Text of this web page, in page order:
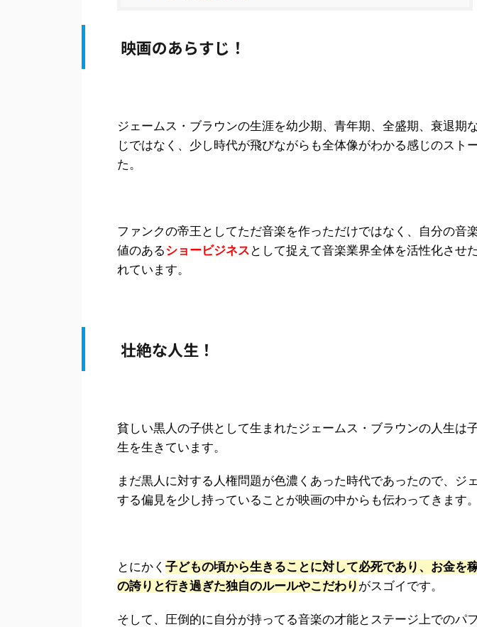
映画のあらすじ！
ジェームス・ブラウンの生涯を幼少期、青年期、全盛期、衰退期
じではなく、少し時代が飛びながらも全体像がわかる感じのスト
た。
ファンクの帝王としてただ音楽を作っただけではなく、自分の音
値のあるショービジネス として捉えて音楽業界全体を活性化させ
れています。
壮絶な人生！
貧しい黒人の子供として生まれたジェームス・ブラウンの人生は
生を生きています。
まだ黒人に対する人権問題が色濃くあった時代であったので、ジ
する偏見を少し持っていることが映画の中からも伝わってきます。
とにかく 子どもの頃から生きることに対して必死であり、お金を
の誇りと行き過ぎた独自のルールやこだわり がスゴイです。
そして、圧倒的に自分が持ってる音楽の才能とステージ上でのパ